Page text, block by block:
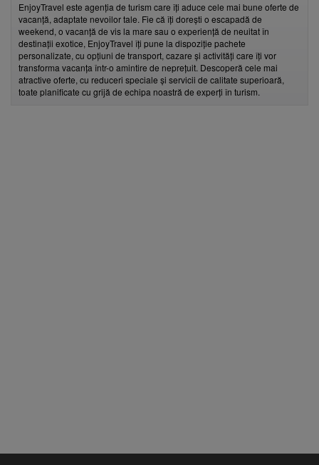
EnjoyTravel este agenția de turism care îți aduce cele mai bune oferte de
vacanță, adaptate nevoilor tale. Fie că îți dorești o escapadă de
weekend, o vacanță de vis la mare sau o experiență de neuitat în
destinații exotice, EnjoyTravel îți pune la dispoziție pachete
personalizate, cu opțiuni de transport, cazare și activități care îți vor
transforma vacanța într-o amintire de neprețuit. Descoperă cele mai
atractive oferte, cu reduceri speciale și servicii de calitate superioară,
toate planificate cu grijă de echipa noastră de experți în turism.